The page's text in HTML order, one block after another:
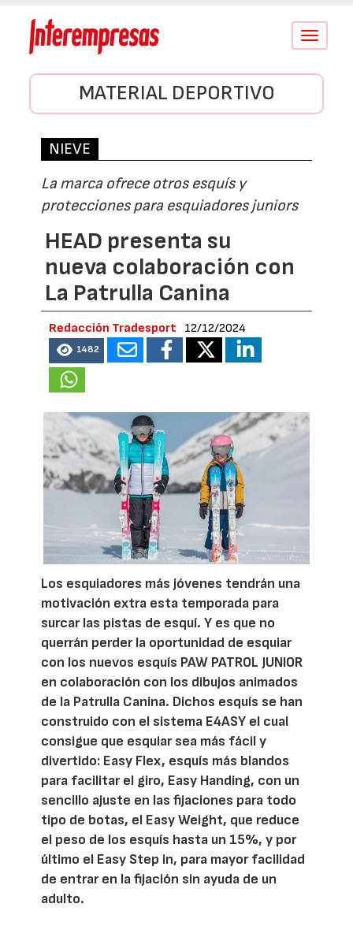
Conmutar
MATERIAL DEPORTIVO
NIEVE
La marca ofrece otros esquís y
protecciones para esquiadores juniors
HEAD presenta su
nueva colaboración con
La Patrulla Canina
Redacción Tradesport 12/12/2024
1482
Los esquiadores más jóvenes tendrán una
motivación extra esta temporada para
surcar las pistas de esquí. Y es que no
querrán perder la oportunidad de esquiar
con los nuevos esquís PAW PATROL JUNIOR
en colaboración con los dibujos animados
de la Patrulla Canina. Dichos esquís se han
construido con el sistema E4ASY el cual
consigue que esquiar sea más fácil y
divertido: Easy Flex, esquís más blandos
para facilitar el giro, Easy Handing, con un
sencillo ajuste en las fijaciones para todo
tipo de botas, el Easy Weight, que reduce
el peso de los esquís hasta un 15%, y por
último el Easy Step in, para mayor facilidad
de entrar en la fijación sin ayuda de un
adulto.